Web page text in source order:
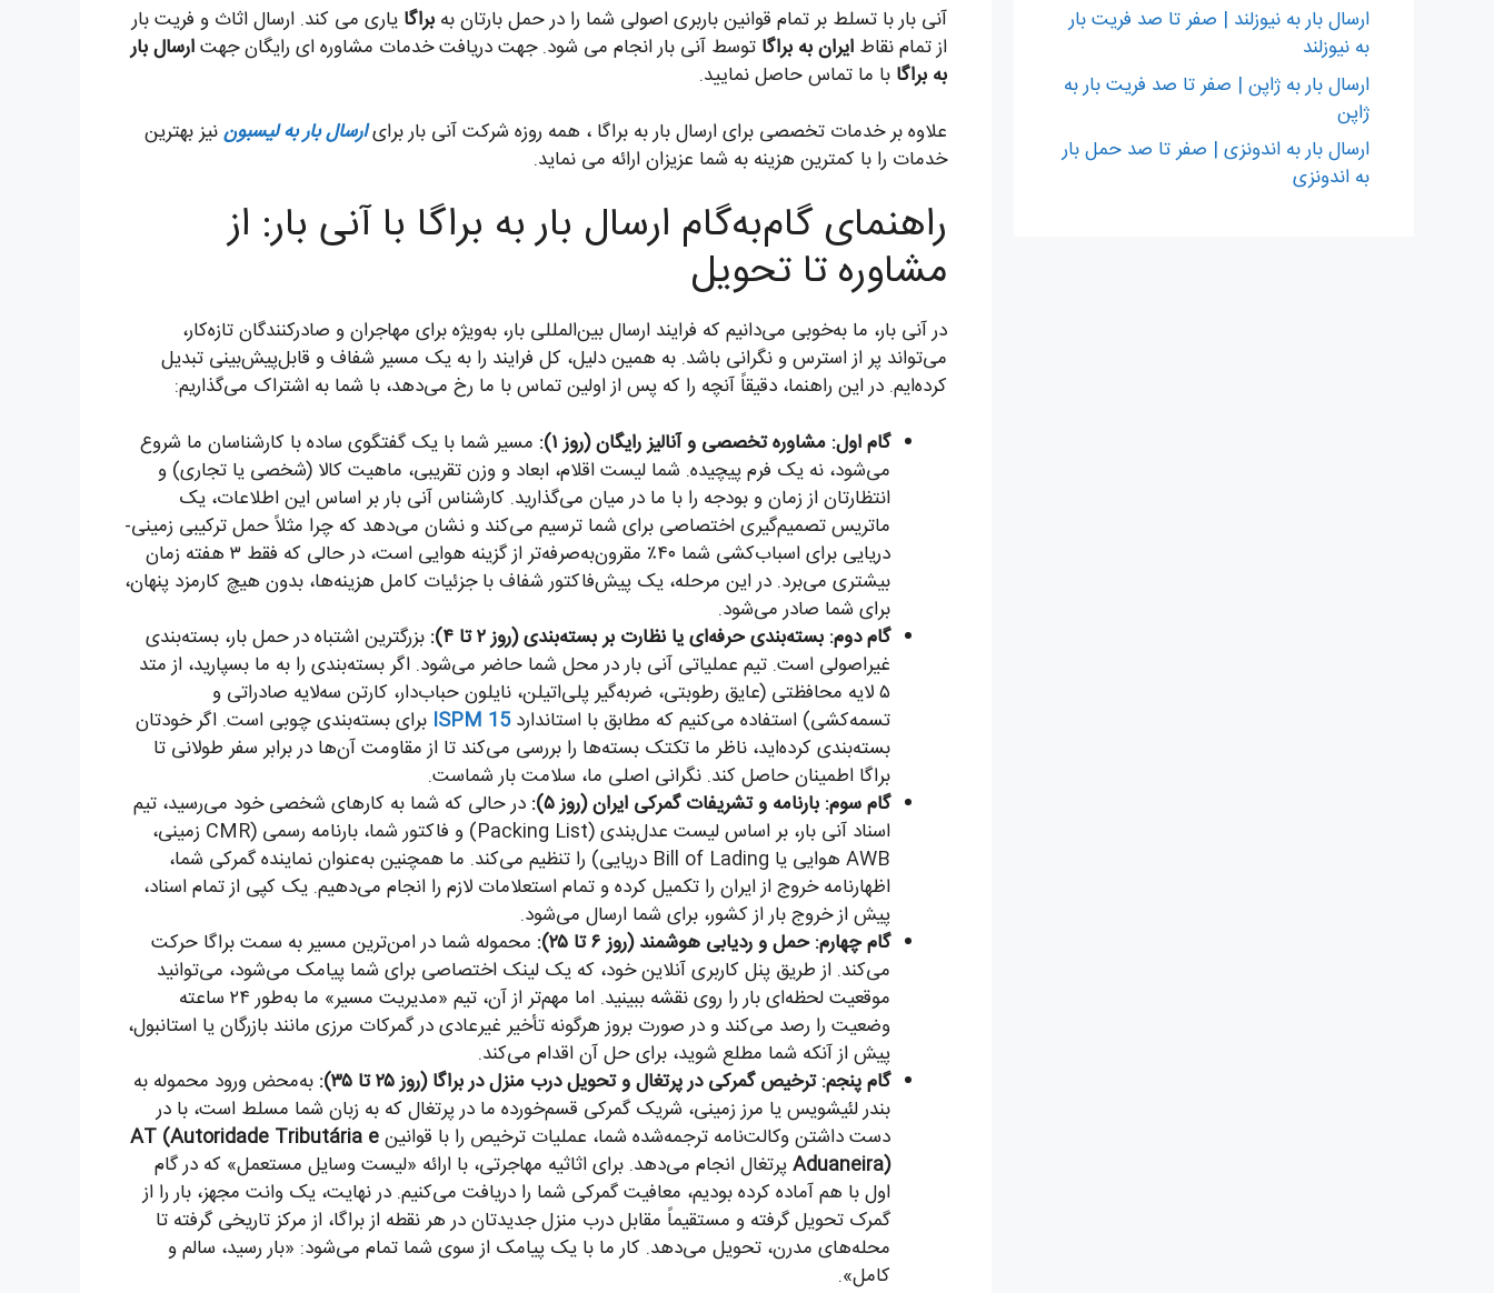
آنی بار با تسلط بر تمام قوانین باربری اصولی شما را در حمل بارتان به براگا یاری می کند. ارسال اثاث و فریت بار
از تمام نقاط ایران به براگا توسط آنی بار انجام می شود. جهت دریافت خدمات مشاوره ای رایگان جهتارسال بار
به براگا با ما تماس حاصل نمایید.
علاوه بر خدمات تخصصی برای ارسال بار به براگا ، همه روزه شرکت آنی بار برایارسال بار به لیسبوننیز بهترین
خدمات را با کمترین هزینه به شما عزیزان ارائه می نماید.
راهنمای گام‌به‌گام ارسال بار به براگا با آنی بار: از
مشاوره تا تحویل
در آنی بار، ما به‌خوبی می‌دانیم که فرایند ارسال بین‌المللی بار، به‌ویژه برای مهاجران و صادرکنندگان تازه‌کار،
می‌تواند پر از استرس و نگرانی باشد. به همین دلیل، کل فرایند را به یک مسیر شفاف و قابل‌پیش‌بینی تبدیل
کرده‌ایم. در این راهنما، دقیقاً آنچه را که پس از اولین تماس با ما رخ می‌دهد، با شما به اشتراک می‌گذاریم:
گام اول: مشاوره تخصصی و آنالیز رایگان (روز ۱):
مسیر شما با یک گفتگوی ساده با کارشناسان ما شروع
می‌شود، نه یک فرم پیچیده. شما لیست اقلام، ابعاد و وزن تقریبی، ماهیت کالا (شخصی یا تجاری) و
انتظارتان از زمان و بودجه را با ما در میان می‌گذارید. کارشناس آنی بار بر اساس این اطلاعات، یک
ماتریس تصمیم‌گیری اختصاصی برای شما ترسیم می‌کند و نشان می‌دهد که چرا مثلاً حمل ترکیبی زمینی-
دریایی برای اسباب‌کشی شما ۴۰٪ مقرون‌به‌صرفه‌تر از گزینه هوایی است، در حالی که فقط ۳ هفته زمان
بیشتری می‌برد. در این مرحله، یک پیش‌فاکتور شفاف با جزئیات کامل هزینه‌ها، بدون هیچ کارمزد پنهان،
برای شما صادر می‌شود.
گام دوم: بسته‌بندی حرفه‌ای یا نظارت بر بسته‌بندی (روز ۲ تا ۴):
بزرگترین اشتباه در حمل بار، بسته‌بندی
غیراصولی است. تیم عملیاتی آنی بار در محل شما حاضر می‌شود. اگر بسته‌بندی را به ما بسپارید، از متد
۵ لایه محافظتی (عایق رطوبتی، ضربه‌گیر پلی‌اتیلن، نایلون حباب‌دار، کارتن سه‌لایه صادراتی و
تسمه‌کشی) استفاده می‌کنیم که مطابق با استانداردISPM 15 برای بسته‌بندی چوبی است. اگر خودتان
بسته‌بندی کرده‌اید، ناظر ما تکتک بسته‌ها را بررسی می‌کند تا از مقاومت آن‌ها در برابر سفر طولانی تا
براگا اطمینان حاصل کند. نگرانی اصلی ما، سلامت بار شماست.
گام سوم: بارنامه و تشریفات گمرکی ایران (روز ۵):
در حالی که شما به کارهای شخصی خود می‌رسید، تیم
اسناد آنی بار، بر اساس لیست عدل‌بندی (Packing List) و فاکتور شما، بارنامه رسمی (CMR زمینی،
AWB هوایی یا Bill of Lading دریایی) را تنظیم می‌کند. ما همچنین به‌عنوان نماینده گمرکی شما،
اظهارنامه خروج از ایران را تکمیل کرده و تمام استعلامات لازم را انجام می‌دهیم. یک کپی از تمام اسناد،
پیش از خروج بار از کشور، برای شما ارسال می‌شود.
گام چهارم: حمل و ردیابی هوشمند (روز ۶ تا ۲۵):
محموله شما در امن‌ترین مسیر به سمت براگا حرکت
می‌کند. از طریق پنل کاربری آنلاین خود، که یک لینک اختصاصی برای شما پیامک می‌شود، می‌توانید
موقعیت لحظه‌ای بار را روی نقشه ببینید. اما مهم‌تر از آن، تیم «مدیریت مسیر» ما به‌طور ۲۴ ساعته
وضعیت را رصد می‌کند و در صورت بروز هرگونه تأخیر غیرعادی در گمرکات مرزی مانند بازرگان یا استانبول،
پیش از آنکه شما مطلع شوید، برای حل آن اقدام می‌کند.
گام پنجم: ترخیص گمرکی در پرتغال و تحویل درب منزل در براگا (روز ۲۵ تا ۳۵):
به‌محض ورود محموله به
بندر لئیشویس یا مرز زمینی، شریک گمرکی قسم‌خورده ما در پرتغال که به زبان شما مسلط است، با در
دست داشتن وکالت‌نامه ترجمه‌شده شما، عملیات ترخیص را با قوانینAT (Autoridade Tributária e
Aduaneira)پرتغال انجام می‌دهد. برای اثاثیه مهاجرتی، با ارائه «لیست وسایل مستعمل» که در گام
اول با هم آماده کرده بودیم، معافیت گمرکی شما را دریافت می‌کنیم. در نهایت، یک وانت مجهز، بار را از
گمرک تحویل گرفته و مستقیماً مقابل درب منزل جدیدتان در هر نقطه از براگا، از مرکز تاریخی گرفته تا
محله‌های مدرن، تحویل می‌دهد. کار ما با یک پیامک از سوی شما تمام می‌شود: «بار رسید، سالم و
کامل».
ارسال بار به نیوزلند | صفر تا صد فریت بار
به نیوزلند
ارسال بار به ژاپن | صفر تا صد فریت بار به
ژاپن
ارسال بار به اندونزی | صفر تا صد حمل بار
به اندونزی